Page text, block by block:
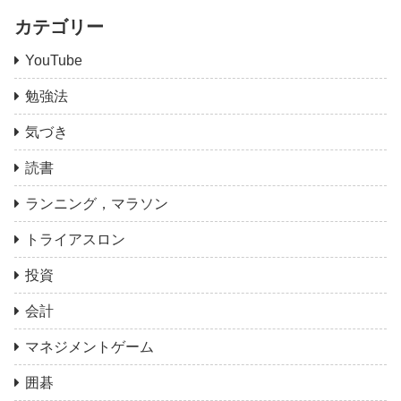
カテゴリー
YouTube
勉強法
気づき
読書
ランニング，マラソン
トライアスロン
投資
会計
マネジメントゲーム
囲碁